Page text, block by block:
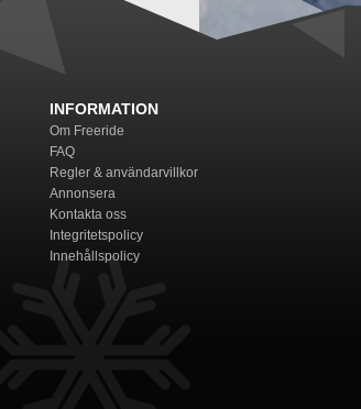
INFORMATION
Om Freeride
FAQ
Regler & användarvillkor
Annonsera
Kontakta oss
Integritetspolicy
Innehållspolicy